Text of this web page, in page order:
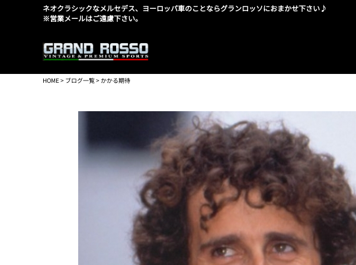
ネオクラシックなメルセデス、ヨーロッパ車のことならグランロッソにおまかせ下さい♪
※営業メールはご遠慮下さい。
HOME> ブログ一覧> かかる期待